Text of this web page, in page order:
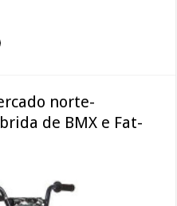
norte-
de BMX e Fat-